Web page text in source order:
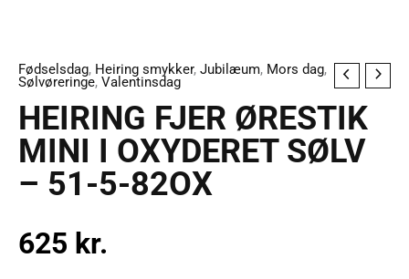
Fødselsdag, Heiring smykker, Jubilæum, Mors dag,
Sølvøreringe, Valentinsdag
HEIRING FJER ØRESTIK
MINI I OXYDERET SØLV
– 51-5-82OX
625 kr.
HEIRING
ØRESTIK
MINI
OXYDERET
-